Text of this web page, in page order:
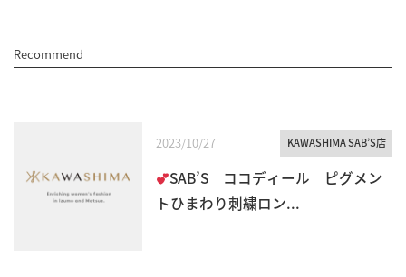
Recommend
2023/10/27 KAWASHIMA SAB’S店
SAB’S ココディール ピグメン
トひまわり刺繍ロン...